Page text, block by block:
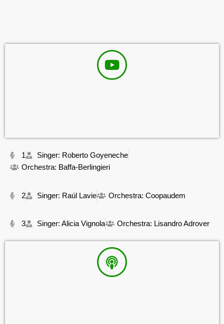
1
Singer: Roberto Goyeneche
Orchestra: Baffa-Berlingieri
2 Singer: Raúl Lavie Orchestra: Coopaudem
3 Singer: Alicia Vignola Orchestra: Lisandro Adrover